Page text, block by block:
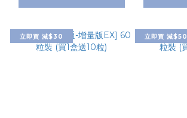
立即買 減$30 立即買 減$50